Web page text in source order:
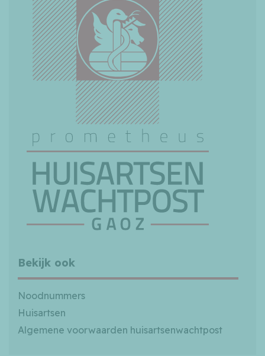
Bekijk ook
Noodnummers
Huisartsen
Algemene voorwaarden huisartsenwachtpost